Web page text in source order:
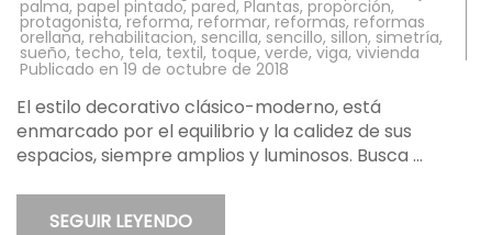
palma, papel pintado,pared, Plantas, proporción,
protagonista,reforma, reformar, reformas, reformas
orellana, rehabilitacion, sencilla, sencillo, sillon, simetría,
sueño, techo, tela, textil, toque, verde, viga, vivienda
Publicado en 19 de octubre de 2018
El estilo decorativo clásico-moderno, está
enmarcado por el equilibrio y la calidez de sus
espacios, siempre amplios y luminosos. Busca …
SEGUIR LEYENDO